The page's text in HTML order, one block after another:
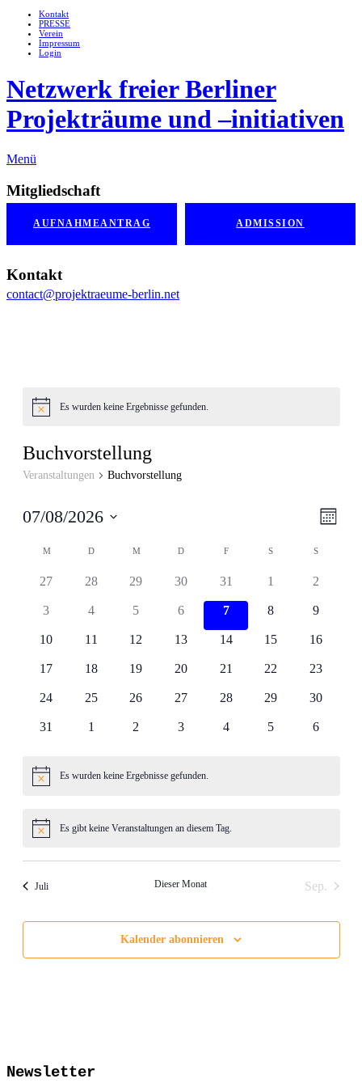
Kontakt
PRESSE
Verein
Impressum
Login
Netzwerk freier Berliner
Projekträume und –initiativen
Menü
Mitgliedschaft
AUFNAHMEANTRAG ADMISSION
Kontakt
contact@projektraeume-berlin.net
HinweisEs wurden keine Ergebnisse gefunden.
Buchvorstellung
Veranstaltungen Buchvorstellung
Monat
07/08/2026
wählen.
Kalender
von
M MONTAGDDIENSTAG
M MITTWOCH
D DONNERSTAG
FFREITAG S SAMSTAGSSONNTAG
0
27
0
28
0
Veranstaltungen
29
0
Veranstaltungen
30
0
Veranstaltungen
31
01
0
2
0
3
0
4
0
Veranstaltungen
5
0
Veranstaltungen
6
0
Veranstaltungen
7
0
8
0
9
010
011
012
013
014
015
016
017
018
019
0
20
0
21
0
22
0
23
0
24
0
25
0
26
0
27
0
28
0
29
0
30
0
31
01
0
2
0
3
0
4
0
5
0
6
HinweisEs wurden keine Ergebnisse gefunden.
HinweisEs gibt keine Veranstaltungen an diesem Tag.
Juli Dieser Monat Sep.
Kalender abonnieren
Newsletter